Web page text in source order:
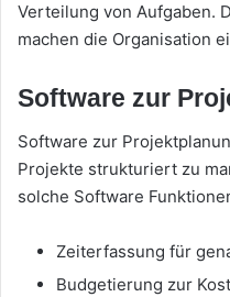
Verteilung von Aufgaben.
machen die Organisation
Software zur
Software zur
Projekte strukturiert zu
solche Software
Zeiterfassung für
Budgetierung zur